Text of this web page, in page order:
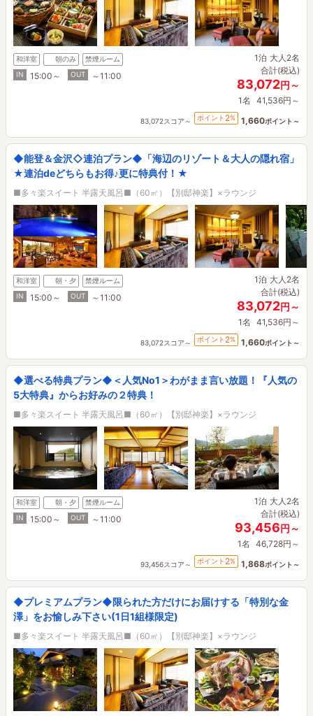
和洋室 朝のみ
禁煙ルーム
IN
15:00～ OUT ～11:00
1泊 大人2名
合計(税込)
83,072円～
1名 41,536円～
83,072スコア～ ポイント 2% 1,660ポイント～
◆能登＆金沢◇連泊プラン◆「海辺のリゾート＆大人の隠れ宿」
★連泊deどちらもお得♪更に特典付！★
■多々楽スイート 半露天風呂■（60㎡）【別邸神楽】×ラウンジ
和洋室 朝・夕
禁煙ルーム
IN
15:00～ OUT ～11:00
1泊 大人2名
合計(税込)
83,072円～
1名 41,536円～
83,072スコア～ ポイント 2% 1,660ポイント～
◆選べる特典プラン◆＜人気No1＞わがまま言い放題！『人気の
5大特典』からお好みの２特典！
■多々楽スイート 半露天風呂■（60㎡）【別邸神楽】×ラウンジ
和洋室 朝・夕
禁煙ルーム
IN
15:00～ OUT ～11:00
1泊 大人2名
合計(税込)
93,456円～
1名 46,728円～
93,456スコア～ ポイント 2% 1,868ポイント～
◆プレミアムプラン◆限られた方だけにお届けする「特別な金
澤」をお愉しみ下さい(1日1組様限定)
■多々楽スイート 半露天風呂■（60㎡）【別邸神楽】×ラウンジ